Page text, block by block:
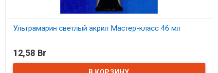
Ультрамарин светлый акрил Мастер-класс 46 мл
12,58 Br